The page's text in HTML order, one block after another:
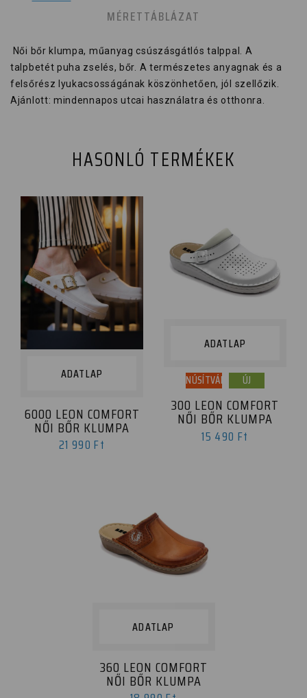
MÉRETTÁBLÁZAT
Női bőr klumpa, műanyag csúszásgátlós talppal. A
talpbetét puha zselés, bőr. A természetes anyagnak és a
felsőrész lyukacsosságának köszönhetően, jól szellőzik.
Ajánlott: mindennapos utcai használatra és otthonra.
HASONLÓ TERMÉKEK
ADATLAP
6000 LEON COMFORT
NŐI BŐR KLUMPA
21 990 Ft
ADATLAP
TANÚSÍTVÁNY ÚJ
300 LEON COMFORT
NŐI BŐR KLUMPA
15 490 Ft
ADATLAP
360 LEON COMFORT
NŐI BŐR KLUMPA